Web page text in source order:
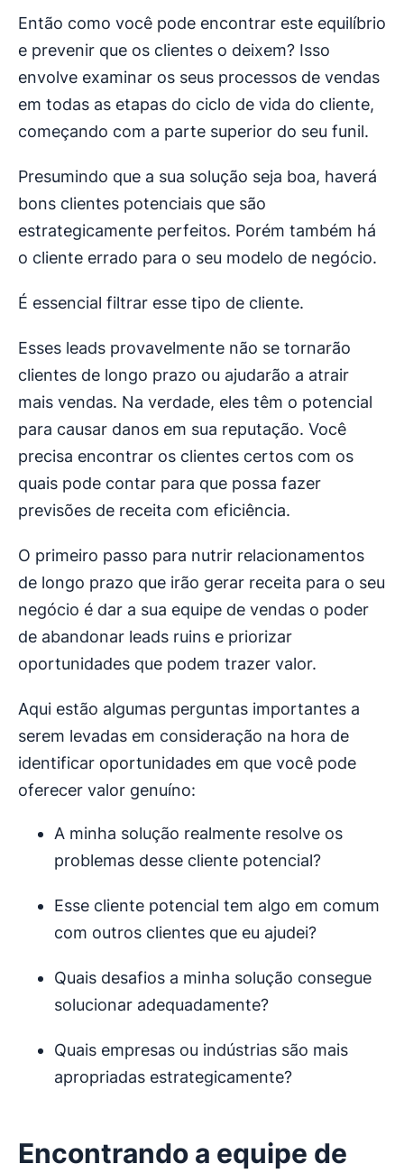
Então como você pode encontrar este equilíbrio
e prevenir que os clientes o deixem? Isso
envolve examinar os seus processos de vendas
em todas as etapas do ciclo de vida do cliente,
começando com a parte superior do seu funil.
Presumindo que a sua solução seja boa, haverá
bons clientes potenciais que são
estrategicamente perfeitos. Porém também há
o cliente errado para o seu modelo de negócio.
É essencial filtrar esse tipo de cliente.
Esses leads provavelmente não se tornarão
clientes de longo prazo ou ajudarão a atrair
mais vendas. Na verdade, eles têm o potencial
para causar danos em sua reputação. Você
precisa encontrar os clientes certos com os
quais pode contar para que possa fazer
previsões de receita com eficiência.
O primeiro passo para nutrir relacionamentos
de longo prazo que irão gerar receita para o seu
negócio é dar a sua equipe de vendas o poder
de abandonar leads ruins e priorizar
oportunidades que podem trazer valor.
Aqui estão algumas perguntas importantes a
serem levadas em consideração na hora de
identificar oportunidades em que você pode
oferecer valor genuíno:
A minha solução realmente resolve os
problemas desse cliente potencial?
Esse cliente potencial tem algo em comum
com outros clientes que eu ajudei?
Quais desafios a minha solução consegue
solucionar adequadamente?
Quais empresas ou indústrias são mais
apropriadas estrategicamente?
Encontrando a equipe de